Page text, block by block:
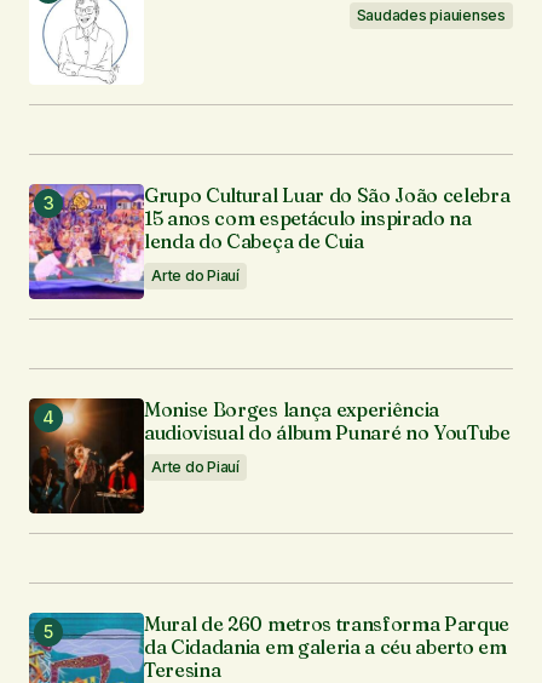
Seu e-mail
Enviar comentário
Saudades piauienses
Grupo Cultural Luar do São João celebra
15 anos com espetáculo inspirado na
lenda do Cabeça de Cuia
Arte do Piauí
Monise Borges lança experiência
audiovisual do álbum Punaré no YouTube
Arte do Piauí
Mural de 260 metros transforma Parque
da Cidadania em galeria a céu aberto em
Teresina